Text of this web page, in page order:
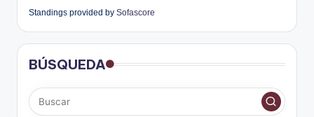
Standings provided by Sofascore
BÚSQUEDA